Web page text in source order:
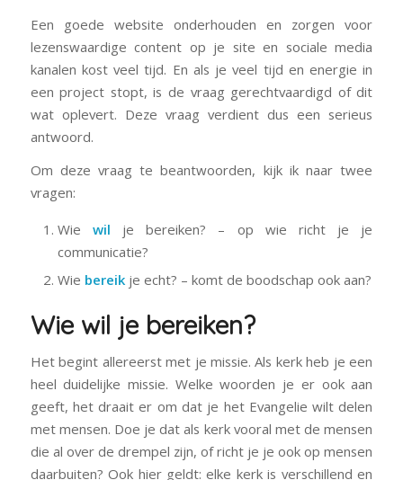
Een goede website onderhouden en zorgen voor
lezenswaardige content op je site en sociale media
kanalen kost veel tijd. En als je veel tijd en energie in
een project stopt, is de vraag gerechtvaardigd of dit
wat oplevert. Deze vraag verdient dus een serieus
antwoord.
Om deze vraag te beantwoorden, kijk ik naar twee
vragen:
Wie wil je bereiken? – op wie richt je je
communicatie?
Wie bereikje echt? – komt de boodschap ook aan?
Wie wil je bereiken?
Het begint allereerst met je missie. Als kerk heb je een
heel duidelijke missie. Welke woorden je er ook aan
geeft, het draait er om dat je het Evangelie wilt delen
met mensen. Doe je dat als kerk vooral met de mensen
die al over de drempel zijn, of richt je je ook op mensen
daarbuiten? Ook hier geldt: elke kerk is verschillend en